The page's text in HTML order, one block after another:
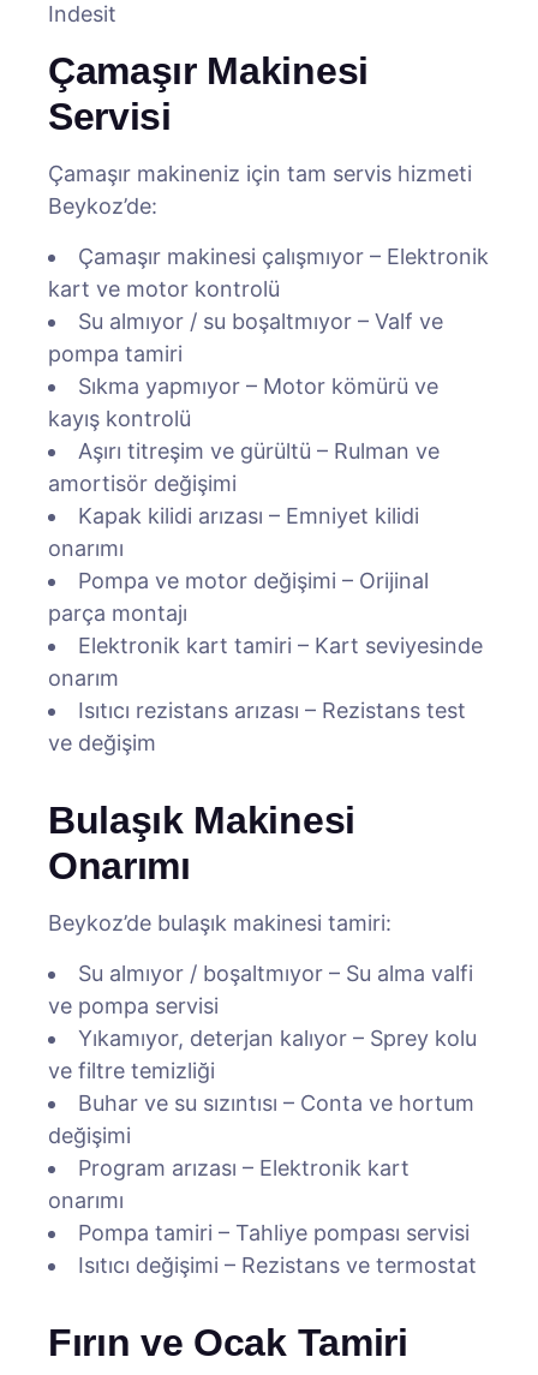
Indesit
Çamaşır Makinesi
Servisi
Çamaşır makineniz için tam servis hizmeti
Beykoz’de:
Çamaşır makinesi çalışmıyor – Elektronik
kart ve motor kontrolü
Su almıyor / su boşaltmıyor – Valf ve
pompa tamiri
Sıkma yapmıyor – Motor kömürü ve
kayış kontrolü
Aşırı titreşim ve gürültü – Rulman ve
amortisör değişimi
Kapak kilidi arızası – Emniyet kilidi
onarımı
Pompa ve motor değişimi – Orijinal
parça montajı
Elektronik kart tamiri – Kart seviyesinde
onarım
Isıtıcı rezistans arızası – Rezistans test
ve değişim
Bulaşık Makinesi
Onarımı
Beykoz’de bulaşık makinesi tamiri:
Su almıyor / boşaltmıyor – Su alma valfi
ve pompa servisi
Yıkamıyor, deterjan kalıyor – Sprey kolu
ve filtre temizliği
Buhar ve su sızıntısı – Conta ve hortum
değişimi
Program arızası – Elektronik kart
onarımı
Pompa tamiri – Tahliye pompası servisi
Isıtıcı değişimi – Rezistans ve termostat
Fırın ve Ocak Tamiri